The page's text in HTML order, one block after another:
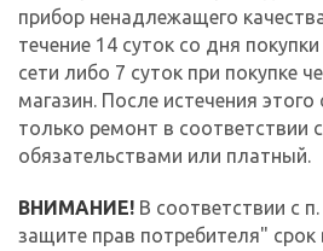
прибор ненадлежащего
течение 14 суток со дня
сети либо 7 суток при покупке
магазин. После истечения
только ремонт в соответствии
обязательствами или платный.
ВНИМАНИЕ! В соответствии с
защите прав потребителя" срок